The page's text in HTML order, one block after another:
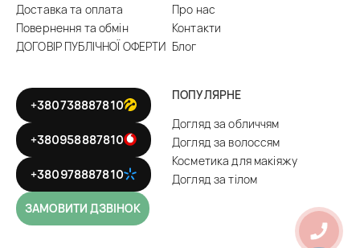
Доставка та оплата
Повернення та обмін
ДОГОВІР ПУБЛІЧНОЇ ОФЕРТИ
Про нас
Контакти
Блог
+380738887810
+380958887810
+380978887810
ЗАМОВИТИ ДЗВІНОК
ПОПУЛЯРНЕ
Догляд за обличчям
Догляд за волоссям
Косметика для макіяжу
Догляд за тілом